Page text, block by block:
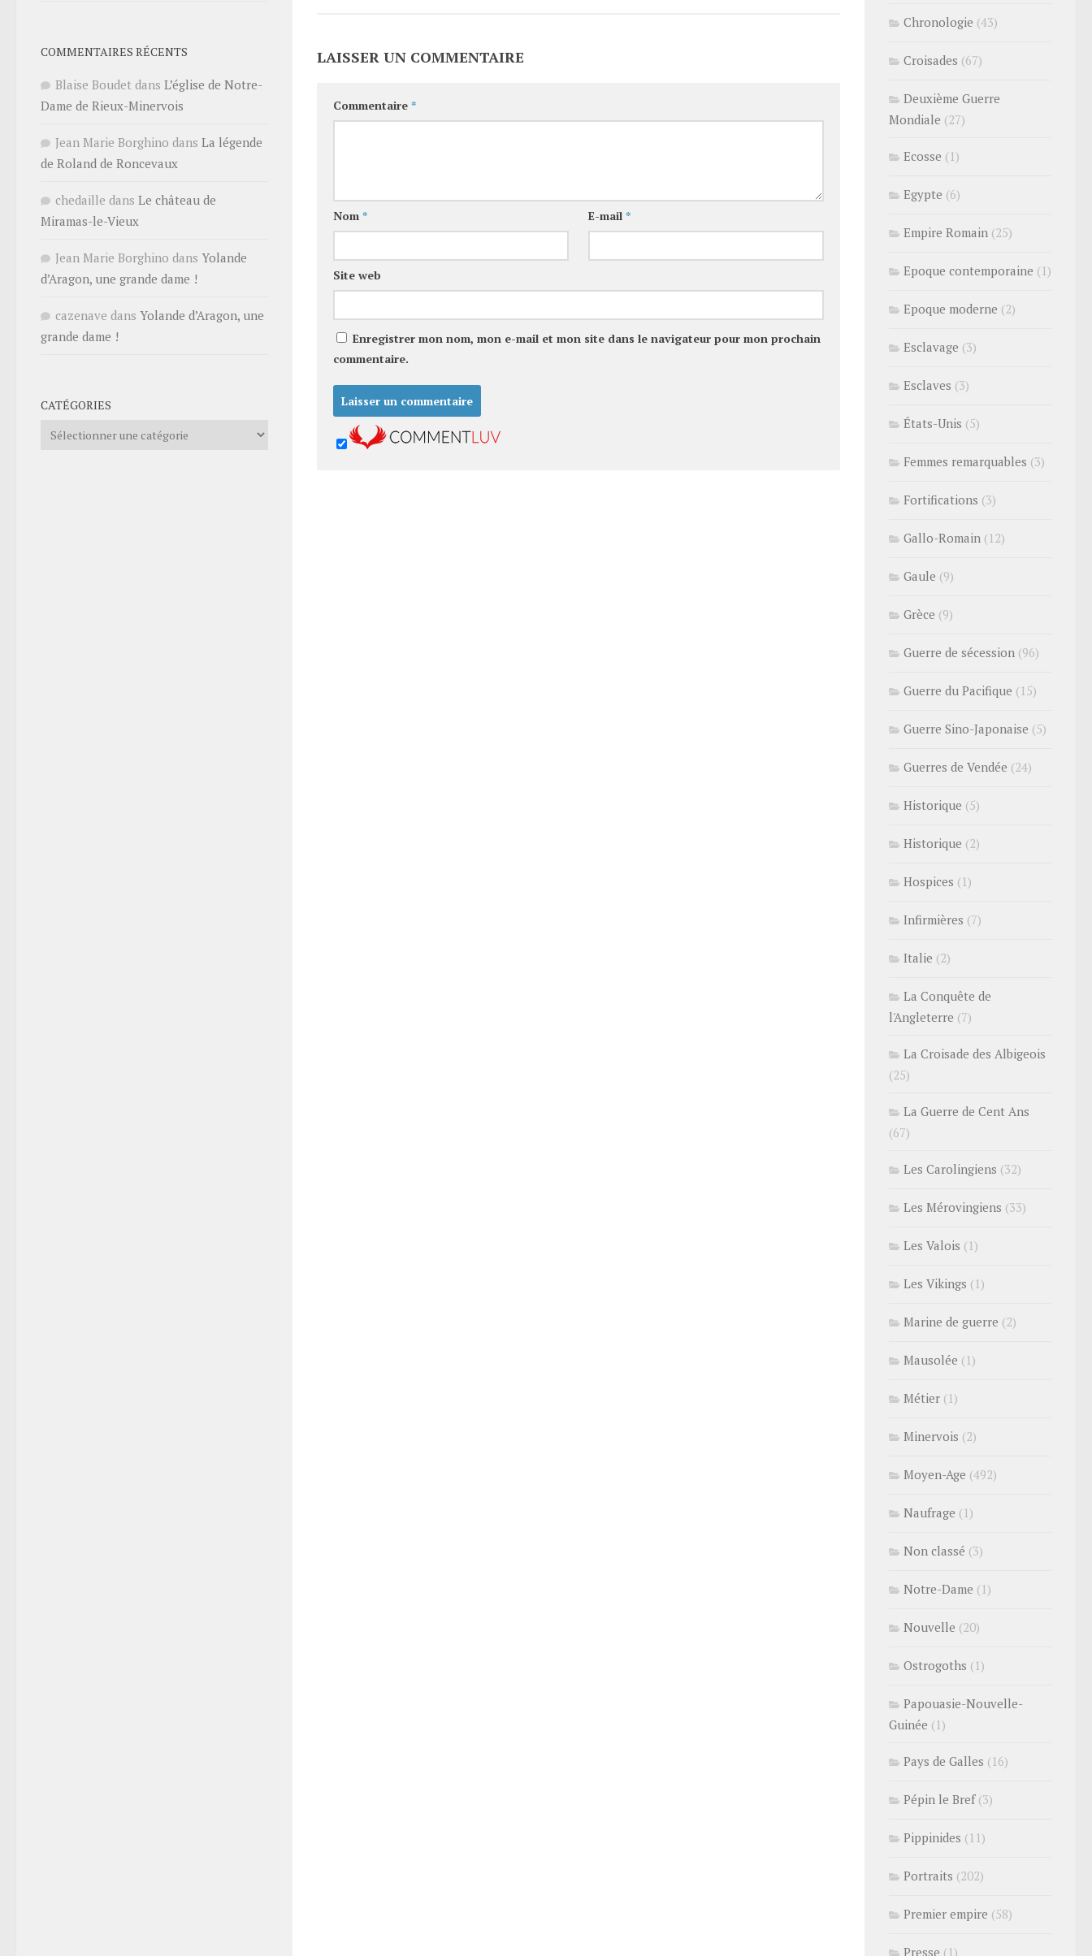
LAISSER UN COMMENTAIRE
Commentaire *
Nom * E-mail *
Site web
Enregistrer mon nom, mon e-mail et mon site dans le navigateur pour mon prochain
commentaire.
COMMENTAIRES RÉCENTS
Blaise Boudet dans L’église de Notre-
Dame de Rieux-Minervois
Jean Marie Borghino dans La légende
de Roland de Roncevaux
chedaille dans Le château de
Miramas-le-Vieux
Jean Marie Borghino dans Yolande
d’Aragon, une grande dame !
cazenave dans Yolande d’Aragon, une
grande dame !
CATÉGORIES
Catégories
Chronologie (43)
Croisades (67)
Deuxième Guerre
Mondiale (27)
Ecosse (1)
Egypte (6)
Empire Romain (25)
Epoque contemporaine (1)
Epoque moderne (2)
Esclavage (3)
Esclaves (3)
États-Unis (5)
Femmes remarquables (3)
Fortifications (3)
Gallo-Romain (12)
Gaule (9)
Grèce (9)
Guerre de sécession (96)
Guerre du Pacifique (15)
Guerre Sino-Japonaise (5)
Guerres de Vendée (24)
Historique (5)
Historique (2)
Hospices (1)
Infirmières (7)
Italie (2)
La Conquête de
l'Angleterre (7)
La Croisade des Albigeois
(25)
La Guerre de Cent Ans
(67)
Les Carolingiens (32)
Les Mérovingiens (33)
Les Valois (1)
Les Vikings (1)
Marine de guerre (2)
Mausolée (1)
Métier (1)
Minervois (2)
Moyen-Age (492)
Naufrage (1)
Non classé (3)
Notre-Dame (1)
Nouvelle (20)
Ostrogoths (1)
Papouasie-Nouvelle-
Guinée (1)
Pays de Galles (16)
Pépin le Bref(3)
Pippinides (11)
Portraits (202)
Premier empire (58)
Presse (1)